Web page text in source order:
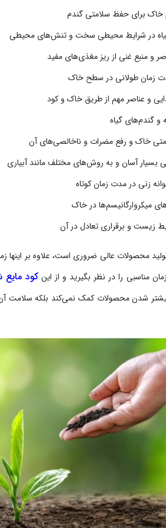
خاک برای حفظ سلامتی گندم
در شرایط محیطی سخت و تنش‌های محیطی
و منبع غنی از ریز مغذی‌های مفید
زمان طولانی در سطح خاک
و عناصر مهم از طریق خاک و کود
و گندم‌های گیاه
خاک و رفع مضرات و ناخالصی‌های آن
بسیار آسان و به روش‌های مختلف مانند آبیاری
زنی در مدت زمان کوتاه
میکروارگانیسم‌ها در خاک
و برقراری تعادل در آن
محصولات عالی ضروری است، علاوه بر اینها
زمان مناسبی را در نظر بگیرید و از اینکود
شدن محصولات کمک نمی‌کند بلکه سلامت